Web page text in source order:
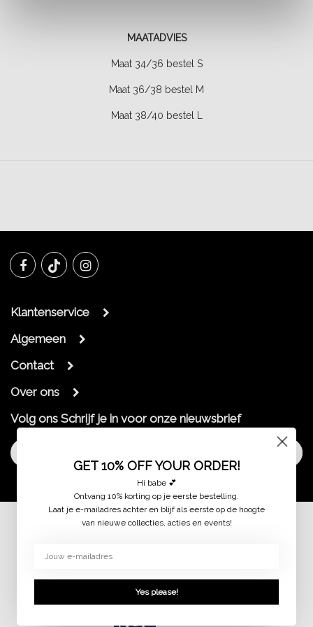
MAATADVIES
Maat 34/36 bestel S
Maat 36/38 bestel M
Maat 38/40 bestel L
Klantenservice
Algemeen
Contact
Over ons
Volg ons Schrijf je in voor onze nieuwsbrief
GET 10% OFF YOUR ORDER!
Hi babe 💕
Ontvang 10% korting op je eerste bestelling.
Laat je e-mailadres achter en blijf als eerste op de hoogte
van nieuwe collecties, acties en events!
Yes please!